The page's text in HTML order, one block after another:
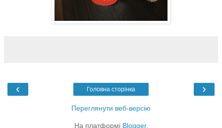
‹ ›
Головна сторінка
Переглянути веб-версію
На платформі Blogger.